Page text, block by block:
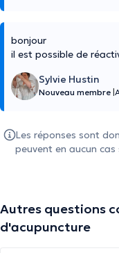
bonjour
il est possible de
Sylvie Hustin
Nouveau membre
Les réponses sont
peuvent en aucun
Autres questions
d'acupuncture